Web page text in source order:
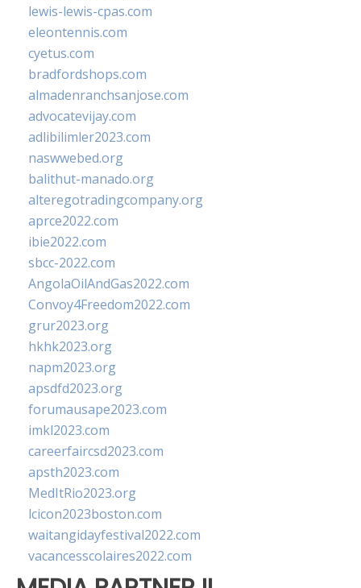
lewis-lewis-cpas.com
eleontennis.com
cyetus.com
bradfordshops.com
almadenranchsanjose.com
advocatevijay.com
adlibilimler2023.com
naswwebed.org
balithut-manado.org
alteregotradingcompany.org
aprce2022.com
ibie2022.com
sbcc-2022.com
AngolaOilAndGas2022.com
Convoy4Freedom2022.com
grur2023.org
hkhk2023.org
napm2023.org
apsdfd2023.org
forumausape2023.com
imkl2023.com
careerfaircsd2023.com
apsth2023.com
MedItRio2023.org
lcicon2023boston.com
waitangidayfestival2022.com
vacancesscolaires2022.com